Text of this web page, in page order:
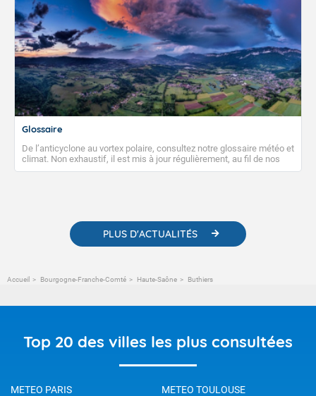
Glossaire
De l’anticyclone au vortex polaire, consultez notre glossaire météo et
climat. Non exhaustif, il est mis à jour régulièrement, au fil de nos
publications. Vous y trouverez également des liens utiles vers nos
PLUS D'ACTUALITÉS
Accueil Bourgogne-Franche-Comté Haute-Saône Buthiers
Top 20 des villes les plus consultées
METEO PARIS
METEO TOULOUSE